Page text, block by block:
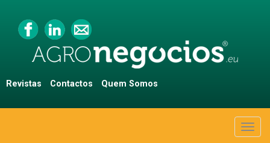
Revistas Contactos Quem Somos